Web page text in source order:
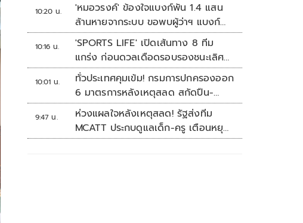
10:20 น.
'หมอวรงค์' ข้องใจแบงก์พัน 1.4 แสน
ล้านหายจากระบบ ขอพบผู้ว่าฯ แบงก์
ชาติ
10:16 น.
'SPORTS LIFE' เปิดเส้นทาง 8 ทีม
แกร่ง ก่อนดวลเดือดรอบรองชนะเลิศ
ศึก 'วอลเลย์บอลนักเรียน แชมป์
กีฬา 7HD 2026'
10:01 น.
ทั่วประเทศคุมเข้ม! กรมการปกครองออก
6 มาตรการหลังเหตุสลด สกัดปืน-
ป้องกันเลียนแบบ
9:47 น.
ห่วงแผลใจหลังเหตุสลด! รัฐส่งทีม
MCATT ประกบดูแลเด็ก-ครู เตือนหยุด
แชร์ภาพรุนแรง